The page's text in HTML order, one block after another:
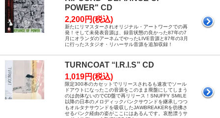
POWER" CD
2,200円(税込)
新たにリマスターされオリジナル・アートワークでの再
発！そして未発表音源は、録音状態の良かった87年の7
月にオランダのアーネムでやったLIVE音源と87年の3月
に行ったスタジオ・リハーサル音源を追加収録！
TURNCOAT “I.R.I.S” CD
1,019円(税込)
限定300本のカセットでリリースされるも速攻でソール
ドアウトになったこの音源をこのまま廃盤にしてしまう
のは勿体ないのでCD盤で再リリース！SNUFFY SMILE
以降の日本のメロディックパンクサウンドを継承しつつ
もオルタナサウンドを吸収したJAWBREAKERを彷彿さ
せるパンク経由の姿がここにはあるんです。哀愁漂うサ